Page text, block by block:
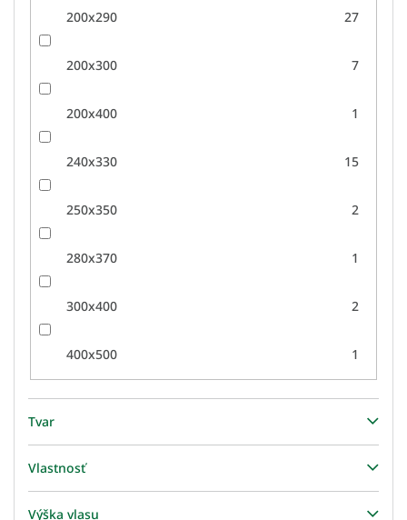
200x290 27
200x300 7
200x400 1
240x330 15
250x350 2
280x370 1
300x400 2
400x500 1
Tvar
Vlastnosť
Výška vlasu